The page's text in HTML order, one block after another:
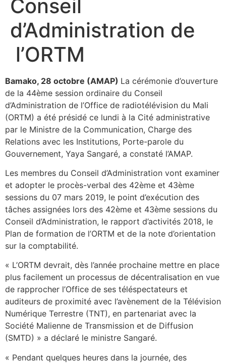
Conseil
d’Administration de
l’ORTM
Bamako, 28 octobre (AMAP) La cérémonie d’ouverture
de la 44ème session ordinaire du Conseil
d’Administration de l’Office de radiotélévision du Mali
(ORTM) a été présidé ce lundi à la Cité administrative
par le Ministre de la Communication, Charge des
Relations avec les Institutions, Porte-parole du
Gouvernement, Yaya Sangaré, a constaté l’AMAP.
Les membres du Conseil d’Administration vont examiner
et adopter le procès-verbal des 42ème et 43ème
sessions du 07 mars 2019, le point d’exécution des
tâches assignées lors des 42ème et 43ème sessions du
Conseil d’Administration, le rapport d’activités 2018, le
Plan de formation de l’ORTM et de la note d’orientation
sur la comptabilité.
« L’ORTM devrait, dès l’année prochaine mettre en place
plus facilement un processus de décentralisation en vue
de rapprocher l’Office de ses téléspectateurs et
auditeurs de proximité avec l’avènement de la Télévision
Numérique Terrestre (TNT), en partenariat avec la
Société Malienne de Transmission et de Diffusion
(SMTD) » a déclaré le ministre Sangaré.
« Pendant quelques heures dans la journée, des